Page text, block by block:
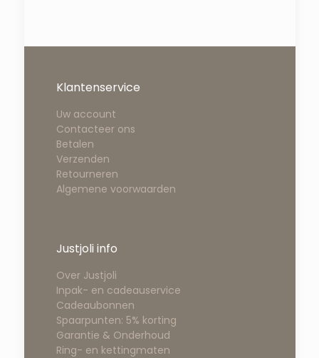
Klantenservice
Uw account
Contacteer ons
Betalen
Verzenden
Retourneren
Algemene voorwaarden
Justjoli info
Over Justjoli
Inpak- en cadeauservice
Cadeaubonnen
Spaarpunten: 5% korting
Garantie & Onderhoud
Ring- en kettingmaten